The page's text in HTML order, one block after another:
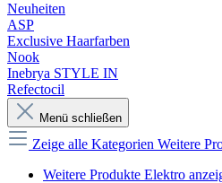
Neuheiten
ASP
Exclusive Haarfarben
Nook
Inebrya STYLE IN
Refectocil
Menü schließen
Zeige alle Kategorien Weitere
Weitere Produkte Elektro